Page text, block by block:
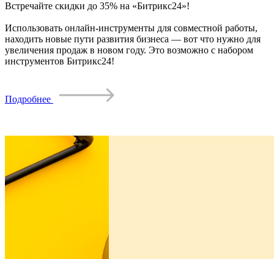
Встречайте скидки до 35% на «Битрикс24»!
Использовать онлайн-инструменты для совместной работы,
находить новые пути развития бизнеса — вот что нужно для
увеличения продаж в новом году. Это возможно с набором
инструментов Битрикс24!
Подробнее